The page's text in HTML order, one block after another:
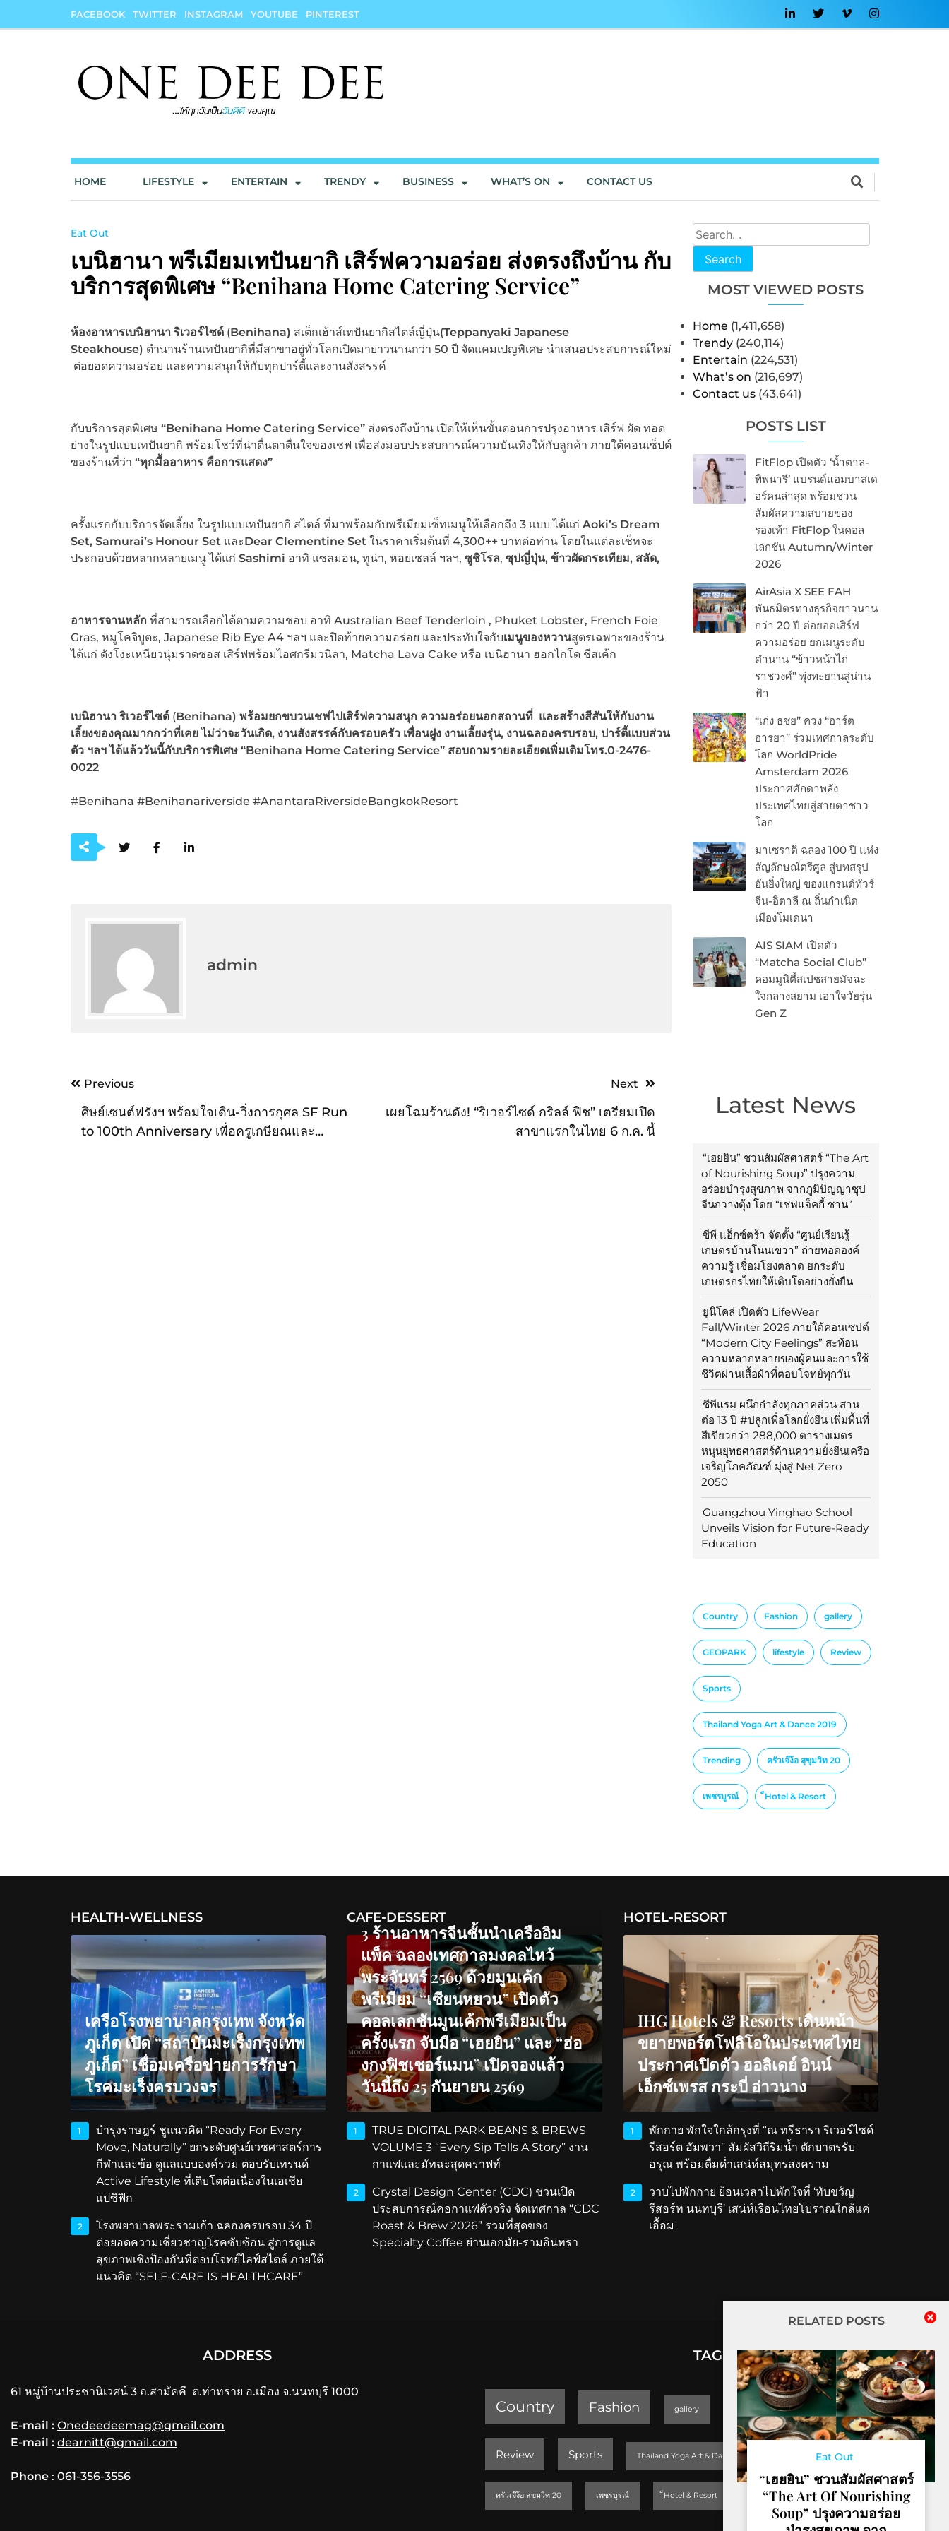
FACEBOOK TWITTER INSTAGRAM YOUTUBE PINTEREST
HOME LIFESTYLE ENTERTAIN TRENDY BUSINESS WHAT’S ON CONTACT US
Search
MOST VIEWED POSTS
Home (1,411,658)
Trendy (240,114)
Entertain (224,531)
What’s on (216,697)
Contact us (43,641)
POSTS LIST
FitFlop เปิดตัว ‘น้ำตาล-
ทิพนารี’ แบรนด์แอมบาสเด
อร์คนล่าสุด พร้อมชวน
สัมผัสความสบายของ
รองเท้า FitFlop ในคอล
เลกชัน Autumn/Winter
2026
AirAsia X SEE FAH
พันธมิตรทางธุรกิจยาวนาน
กว่า 20 ปี ต่อยอดเสิร์ฟ
ความอร่อย ยกเมนูระดับ
ตำนาน “ข้าวหน้าไก่
ราชวงศ์” พุ่งทะยานสู่น่าน
ฟ้า
“เก่ง ธชย” ควง “อาร์ต
อารยา” ร่วมเทศกาลระดับ
โลก WorldPride
Amsterdam 2026
ประกาศศักดาพลัง
ประเทศไทยสู่สายตาชาว
โลก
มาเซราติ ฉลอง 100 ปี แห่ง
สัญลักษณ์ตรีศูล สู่บทสรุป
อันยิ่งใหญ่ ของแกรนด์ทัวร์
จีน-อิตาลี ณ ถิ่นกำเนิด
เมืองโมเดนา
AIS SIAM เปิดตัว
“Matcha Social Club”
คอมมูนิตี้สเปซสายมัจฉะ
ใจกลางสยาม เอาใจวัยรุ่น
Gen Z
Latest News
“เฮยยิน” ชวนสัมผัสศาสตร์ “The Art
of Nourishing Soup” ปรุงความ
อร่อยบำรุงสุขภาพ จากภูมิปัญญาซุป
จีนกวางตุ้ง โดย “เชฟแจ็คกี้ ชาน”
ซีพี แอ็กซ์ตร้า จัดตั้ง “ศูนย์เรียนรู้
เกษตรบ้านโนนเขวา” ถ่ายทอดองค์
ความรู้ เชื่อมโยงตลาด ยกระดับ
เกษตรกรไทยให้เติบโตอย่างยั่งยืน
ยูนิโคล่ เปิดตัว LifeWear
Fall/Winter 2026 ภายใต้คอนเซปต์
“Modern City Feelings” สะท้อน
ความหลากหลายของผู้คนและการใช้
ชีวิตผ่านเสื้อผ้าที่ตอบโจทย์ทุกวัน
ซีพีแรม ผนึกกำลังทุกภาคส่วน สาน
ต่อ 13 ปี #ปลูกเพื่อโลกยั่งยืน เพิ่มพื้นที่
สีเขียวกว่า 288,000 ตารางเมตร
หนุนยุทธศาสตร์ด้านความยั่งยืนเครือ
เจริญโภคภัณฑ์ มุ่งสู่ Net Zero
2050
Guangzhou Yinghao School
Unveils Vision for Future-Ready
Education
Country Fashion gallery
GEOPARK lifestyle Review
Sports
Thailand Yoga Art & Dance 2019
Trending ครัวเจ๊ง้อ สุขุมวิท 20
เพชรบูรณ์ ็Hotel & Resort
Eat Out
เบนิฮานา พรีเมียมเทปันยากิ เสิร์ฟความอร่อย ส่งตรงถึงบ้าน กับ
บริการสุดพิเศษ “Benihana Home Catering Service”
ห้องอาหารเบนิฮานา ริเวอร์ไซด์(Benihana) สเต็กเฮ้าส์เทปันยากิสไตล์ญี่ปุ่น(Teppanyaki Japanese
Steakhouse) ตำนานร้านเทปันยากิที่มีสาขาอยู่ทั่วโลกเปิดมายาวนานกว่า 50 ปี จัดแคมเปญพิเศษ นำเสนอประสบการณ์ใหม่
ต่อยอดความอร่อย และความสนุกให้กับทุกปาร์ตี้และงานสังสรรค์
กับบริการสุดพิเศษ “Benihana Home Catering Service” ส่งตรงถึงบ้าน เปิดให้เห็นขั้นตอนการปรุงอาหาร เสิร์ฟ ผัด ทอด
ย่างในรูปแบบเทปันยากิ พร้อมโชว์ที่น่าตื่นตาตื่นใจของเชฟ เพื่อส่งมอบประสบการณ์ความบันเทิงให้กับลูกค้า ภายใต้คอนเซ็ปต์
ของร้านที่ว่า “ทุกมื้ออาหาร คือการแสดง”
ครั้งแรกกับบริการจัดเลี้ยง ในรูปแบบเทปันยากิ สไตล์ ที่มาพร้อมกับพรีเมียมเซ็ทเมนูให้เลือกถึง 3 แบบ ได้แก่ Aoki’s Dream
Set, Samurai’s Honour Set และDear Clementine Setในราคาเริ่มต้นที่ 4,300++ บาทต่อท่าน โดยในแต่ละเซ็ทจะ
ประกอบด้วยหลากหลายเมนู ได้แก่ Sashimi อาทิ แซลมอน, ทูน่า, หอยเชลล์ ฯลฯ, ซูชิโรล, ซุปญี่ปุ่น, ข้าวผัดกระเทียม, สลัด,
อาหารจานหลัก ที่สามารถเลือกได้ตามความชอบ อาทิ Australian Beef Tenderloin , Phuket Lobster, French Foie
Gras, หมูโคจิบูตะ, Japanese Rib Eye A4 ฯลฯ และปิดท้ายความอร่อย และประทับใจกับเมนูของหวานสูตรเฉพาะของร้าน
ได้แก่ ดังโงะเหนียวนุ่มราดซอส เสิร์ฟพร้อมไอศกรีมวนิลา, Matcha Lava Cake หรือ เบนิฮานา ฮอกไกโด ชีสเค้ก
เบนิฮานา ริเวอร์ไซด์(Benihana) พร้อมยกขบวนเชฟไปเสิร์ฟความสนุก ความอร่อยนอกสถานที่ และสร้างสีสันให้กับงาน
เลี้ยงของคุณมากกว่าที่เคย ไม่ว่าจะวันเกิด, งานสังสรรค์กับครอบครัว เพื่อนฝูง งานเลี้ยงรุ่น, งานฉลองครบรอบ, ปาร์ตี้แบบส่วน
ตัว ฯลฯ ได้แล้ววันนี้กับบริการพิเศษ “Benihana Home Catering Service” สอบถามรายละเอียดเพิ่มเติมโทร.0-2476-
0022
#Benihana #Benihanariverside #AnantaraRiversideBangkokResort
admin
PostPrevious
ศิษย์เซนต์ฟรังฯ พร้อมใจเดิน-วิ่งการกุศล SF Run
to 100th Anniversary เพื่อครูเกษียณและ
Next
เผยโฉมร้านดัง! “ริเวอร์ไซด์ กริลล์ ฟิช” เตรียมเปิด
สาขาแรกในไทย 6 ก.ค. นี้
RELATED POSTS
Eat Out
“เฮยยิน” ชวนสัมผัสศาสตร์
“The Art Of Nourishing
Soup” ปรุงความอร่อย
HEALTH-WELLNESS
เครือโรงพยาบาลกรุงเทพ จังหวัด
ภูเก็ต เปิด “สถาบันมะเร็งกรุงเทพ
ภูเก็ต” เชื่อมเครือข่ายการรักษา
โรคมะเร็งครบวงจร
1
บำรุงราษฎร์ ชูแนวคิด “Ready For Every
Move, Naturally” ยกระดับศูนย์เวชศาสตร์การ
กีฬาและข้อ ดูแลแบบองค์รวม ตอบรับเทรนด์
Active Lifestyle ที่เติบโตต่อเนื่องในเอเชีย
แปซิฟิก
2
โรงพยาบาลพระรามเก้า ฉลองครบรอบ 34 ปี
ต่อยอดความเชี่ยวชาญโรคซับซ้อน สู่การดูแล
สุขภาพเชิงป้องกันที่ตอบโจทย์ไลฟ์สไตล์ ภายใต้
แนวคิด “SELF-CARE IS HEALTHCARE”
CAFE-DESSERT
3 ร้านอาหารจีนชั้นนำเครืออิม
แพ็ค ฉลองเทศกาลมงคลไหว้
พระจันทร์ 2569 ด้วยมูนเค้ก
พรีเมียม “เซียนหยวน” เปิดตัว
คอลเลกชันมูนเค้กพรีเมียมเป็น
ครั้งแรก จับมือ “เฮยยิน” และ “ฮ่อ
งกงฟิชเชอร์แมน” เปิดจองแล้ว
วันนี้ถึง 25 กันยายน 2569
1
TRUE DIGITAL PARK BEANS & BREWS
VOLUME 3 “Every Sip Tells A Story” งาน
กาแฟและมัทฉะสุดคราฟท์
2
Crystal Design Center (CDC) ชวนเปิด
ประสบการณ์คอกาแฟตัวจริง จัดเทศกาล “CDC
Roast & Brew 2026” รวมที่สุดของ
Specialty Coffee ย่านเอกมัย-รามอินทรา
HOTEL-RESORT
IHG Hotels & Resorts เดินหน้า
ขยายพอร์ตโฟลิโอในประเทศไทย
ประกาศเปิดตัว ฮอลิเดย์ อินน์
เอ็กซ์เพรส กระบี่ อ่าวนาง
1
พักกาย พักใจใกล้กรุงที่ “ณ ทรีธารา ริเวอร์ไซด์
รีสอร์ต อัมพวา” สัมผัสวิถีริมน้ำ ตักบาตรรับ
อรุณ พร้อมดื่มด่ำเสน่ห์สมุทรสงคราม
2
วาบไปพักกาย ย้อนเวลาไปพักใจที่ ‘ทับขวัญ
รีสอร์ท นนทบุรี’ เสน่ห์เรือนไทยโบราณใกล้แค่
เอื้อม
ADDRESS
61 หมู่บ้านประชานิเวศน์ 3 ถ.สามัคคี ต.ท่าทราย อ.เมือง จ.นนทบุรี 1000
E-mail : Onedeedeemag@gmail.com
E-mail : dearnitt@gmail.com
Phone : 061-356-3556
TAGS
Country Fashion gallery GEOPARK lifestyle
Review Sports Thailand Yoga Art & Dance 2019 Trending
ครัวเจ๊ง้อ สุขุมวิท 20 เพชรบูรณ์ ็Hotel & Resort